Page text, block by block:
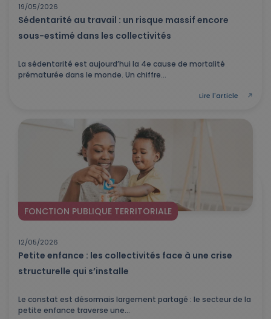
19/05/2026
Sédentarité au travail : un risque massif encore
sous-estimé dans les collectivités
La sédentarité est aujourd’hui la 4e cause de mortalité
prématurée dans le monde. Un chiffre...
Lire l'article
FONCTION PUBLIQUE TERRITORIALE
12/05/2026
Petite enfance : les collectivités face à une crise
structurelle qui s’installe
Le constat est désormais largement partagé : le secteur de la
petite enfance traverse une...